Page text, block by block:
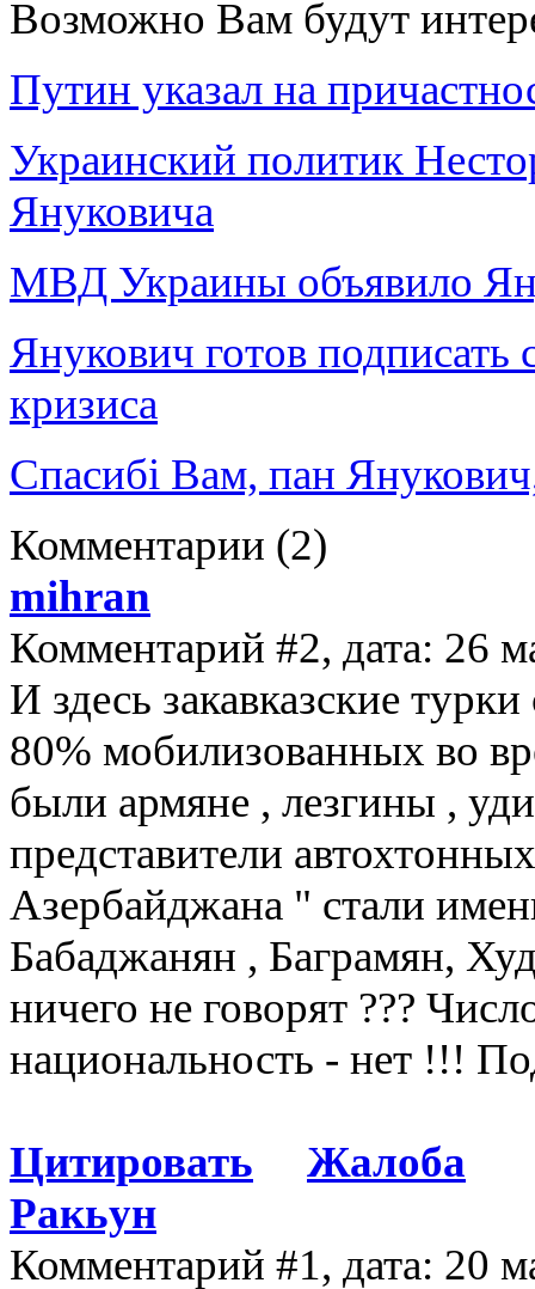
Возможно Вам будут
Путин указал на
Украинский политик
Януковича
МВД Украины объявило
Янукович готов
кризиса
Спасибi Вам, пан
Комментарии (2)
mihran
Комментарий #2, дата: 26
И здесь закавказские
80% мобилизованных во
были армяне , лезгины ,
представители
Азербайджана " стали
Бабаджанян , Баграмян,
ничего не говорят ???
национальность - нет !!!
Цитировать
Жалоба
Ракьун
Комментарий #1, дата: 20